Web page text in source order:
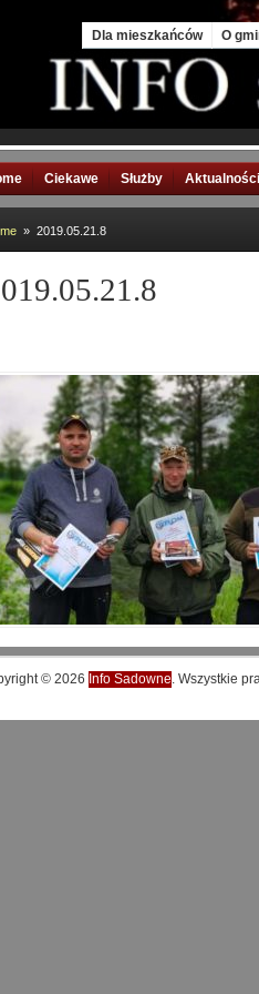
Dla mieszkańców O
Ciekawe Służby Aktualności
» 2019.05.21.8
© 2026 Info Sadowne. Wszystkie